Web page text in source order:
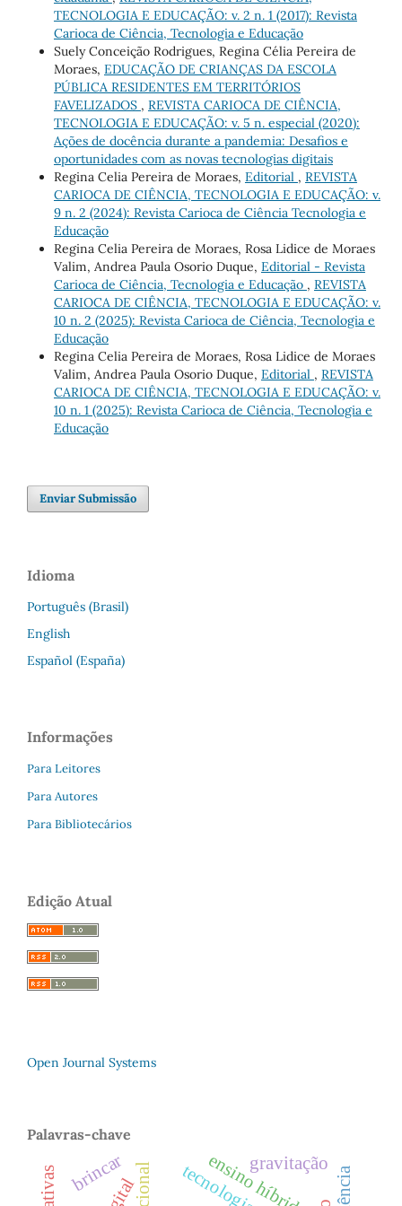
TECNOLOGIA E EDUCAÇÃO: v. 2 n. 1 (2017): Revista
Carioca de Ciência, Tecnologia e Educação
Suely Conceição Rodrigues, Regina Célia Pereira de
Moraes, EDUCAÇÃO DE CRIANÇAS DA ESCOLA
PÚBLICA RESIDENTES EM TERRITÓRIOS
FAVELIZADOS , REVISTA CARIOCA DE CIÊNCIA,
TECNOLOGIA E EDUCAÇÃO: v. 5 n. especial (2020):
Ações de docência durante a pandemia: Desafios e
oportunidades com as novas tecnologias digitais
Regina Celia Pereira de Moraes, Editorial , REVISTA
CARIOCA DE CIÊNCIA, TECNOLOGIA E EDUCAÇÃO: v.
9 n. 2 (2024): Revista Carioca de Ciência Tecnologia e
Educação
Regina Celia Pereira de Moraes, Rosa Lidice de Moraes
Valim, Andrea Paula Osorio Duque, Editorial - Revista
Carioca de Ciência, Tecnologia e Educação , REVISTA
CARIOCA DE CIÊNCIA, TECNOLOGIA E EDUCAÇÃO: v.
10 n. 2 (2025): Revista Carioca de Ciência, Tecnologia e
Educação
Regina Celia Pereira de Moraes, Rosa Lidice de Moraes
Valim, Andrea Paula Osorio Duque, Editorial , REVISTA
CARIOCA DE CIÊNCIA, TECNOLOGIA E EDUCAÇÃO: v.
10 n. 1 (2025): Revista Carioca de Ciência, Tecnologia e
Educação
Enviar Submissão
Idioma
Português (Brasil)
English
Español (España)
Informações
Para Leitores
Para Autores
Para Bibliotecários
Edição Atual
Open Journal Systems
Palavras-chave
ensino híbrido
brincar gravitação